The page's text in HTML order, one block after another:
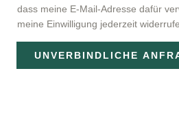
e
w
e
dass meine E-Mail-Adresse dafür
meine Einwilligung jederzeit
UNVERBINDLICHE